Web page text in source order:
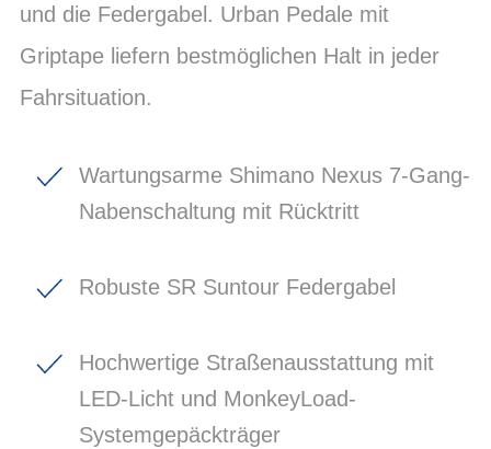
und die Federgabel. Urban Pedale mit
Griptape liefern bestmöglichen Halt in jeder
Fahrsituation.
Wartungsarme Shimano Nexus 7-Gang-
Nabenschaltung mit Rücktritt
Robuste SR Suntour Federgabel
Hochwertige Straßenausstattung mit
LED-Licht und MonkeyLoad-
Systemgepäckträger